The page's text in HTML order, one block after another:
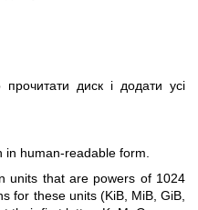
диск і додати усі
human-readable form.
units that are powers of 1024
for these units (KiB, MiB, GiB,